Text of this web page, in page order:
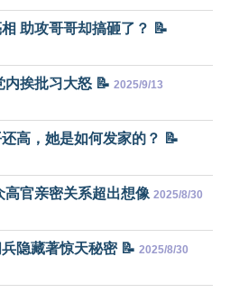
助攻哥哥却搞砸了？ 📝
内挨批习大怒 📝 2025/9/13
高，她是如何发家的？ 📝
官亲密关系超出想像 2025/8/30
隐藏著惊天秘密 📝 2025/8/30